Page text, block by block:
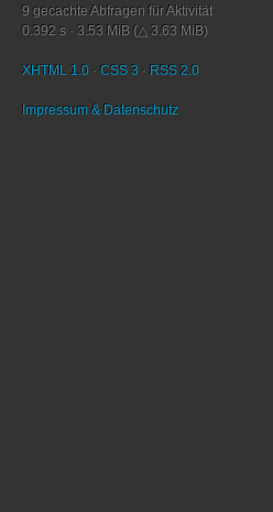
9 gecachte Abfragen für Aktivität
0.392 s · 3.53 MiB (△ 3.63 MiB)
XHTML 1.0 · CSS 3 · RSS 2.0
Impressum & Datenschutz